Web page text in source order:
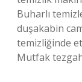
Buharlı
duşakabin
temizliğinde
Mutfak